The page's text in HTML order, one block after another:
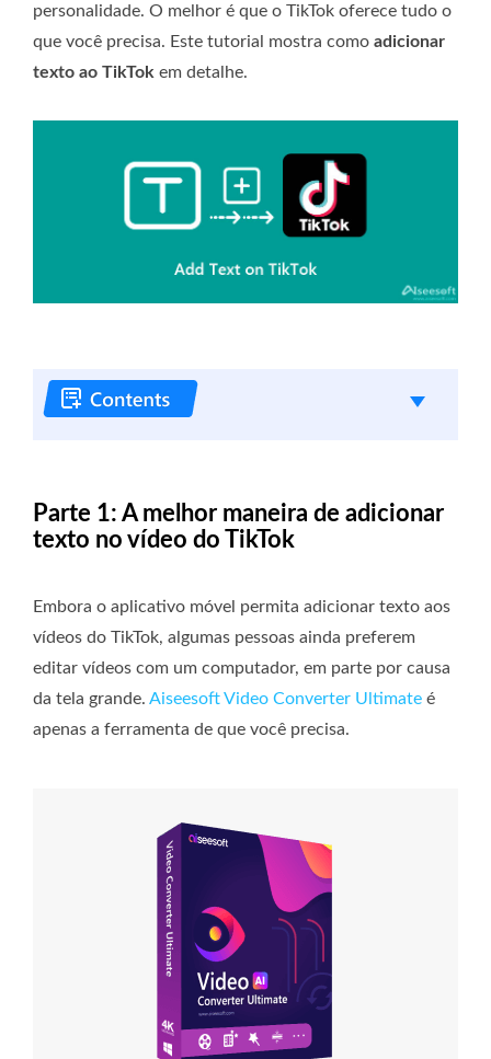
personalidade. O melhor é que o TikTok oferece tudo o
que você precisa. Este tutorial mostra como adicionar
texto ao TikTok em detalhe.
Parte 1: A melhor maneira de adicionar
texto no vídeo do TikTok
Embora o aplicativo móvel permita adicionar texto aos
vídeos do TikTok, algumas pessoas ainda preferem
editar vídeos com um computador, em parte por causa
da tela grande. Aiseesoft Video Converter Ultimate é
apenas a ferramenta de que você precisa.